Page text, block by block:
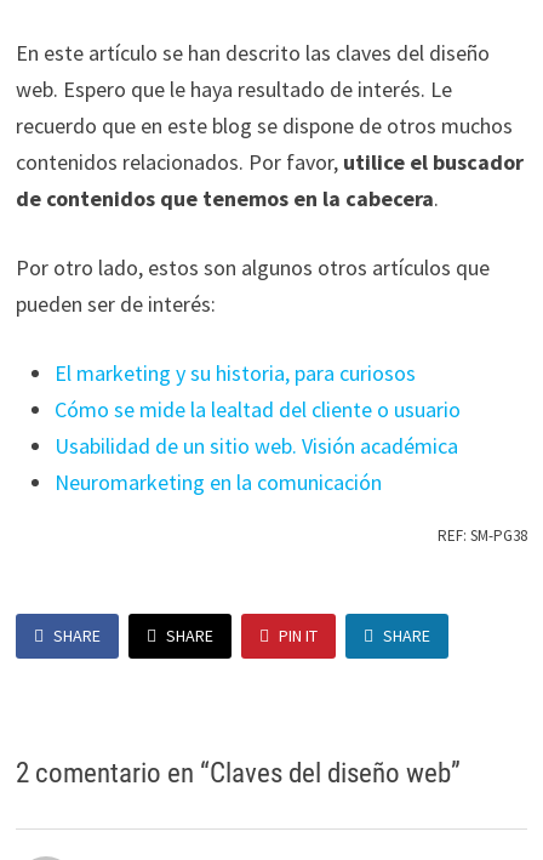
En este artículo se han descrito las claves del diseño
web. Espero que le haya resultado de interés. Le
recuerdo que en este blog se dispone de otros muchos
contenidos relacionados. Por favor, utilice el buscador
de contenidos que tenemos en la cabecera.
Por otro lado, estos son algunos otros artículos que
pueden ser de interés:
El marketing y su historia, para curiosos
Cómo se mide la lealtad del cliente o usuario
Usabilidad de un sitio web. Visión académica
Neuromarketing en la comunicación
REF: SM-PG38
SHARE SHARE PIN IT SHARE
2 comentario en “Claves del diseño web”